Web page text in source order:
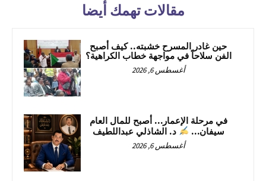
مقالات تهمك أيضا
حين غادر المسرح خشبته.. كيف أصبح
الفن سلاحاً في مواجهة خطاب الكراهية؟
أغسطس 6, 2026
في مرحلة الإعمار… أصبح للمال العام
سيفان…
د. الشاذلي عبداللطيف
أغسطس 6, 2026